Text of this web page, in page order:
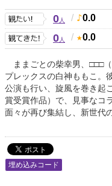
0人 / 0.0
0人 / 0.0
ままごとの柴幸男、□□□
プレックスの白神ももこ。
公演も行い、旋風を巻き起
賞受賞作品）で、見事なコ
面々が再び集結し、新世代
埋め込みコード